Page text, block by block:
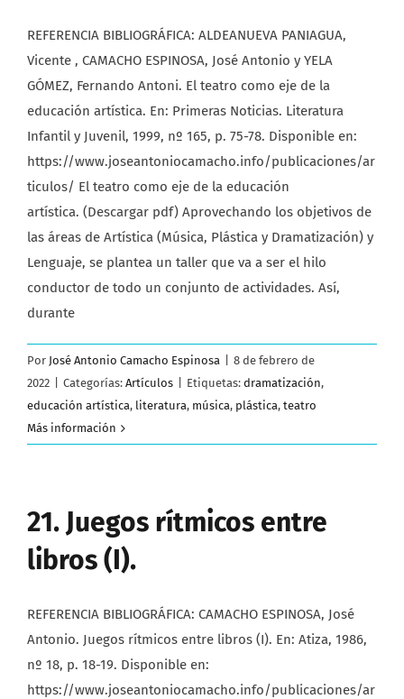
REFERENCIA BIBLIOGRÁFICA: ALDEANUEVA PANIAGUA,
Vicente , CAMACHO ESPINOSA, José Antonio y YELA
GÓMEZ, Fernando Antoni. El teatro como eje de la
educación artística. En: Primeras Noticias. Literatura
Infantil y Juvenil, 1999, nº 165, p. 75-78. Disponible en:
https://www.joseantoniocamacho.info/publicaciones/ar
ticulos/ El teatro como eje de la educación
artística. (Descargar pdf) Aprovechando los objetivos de
las áreas de Artística (Música, Plástica y Dramatización) y
Lenguaje, se plantea un taller que va a ser el hilo
conductor de todo un conjunto de actividades. Así,
durante
Por José Antonio Camacho Espinosa
8 de febrero de
2022
Categorías: Artículos Etiquetas: dramatización,
educación artística, literatura, música, plástica, teatro
Más información
21. Juegos rítmicos entre
libros (I).
REFERENCIA BIBLIOGRÁFICA: CAMACHO ESPINOSA, José
Antonio. Juegos rítmicos entre libros (I). En: Atiza, 1986,
nº 18, p. 18-19. Disponible en:
https://www.joseantoniocamacho.info/publicaciones/ar